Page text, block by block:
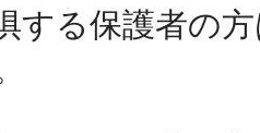
する保護者の